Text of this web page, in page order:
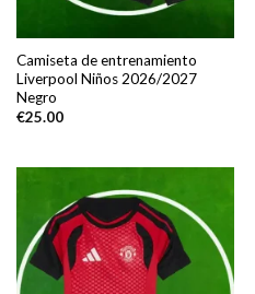
Camiseta de entrenamiento
Liverpool Niños 2026/2027
Negro
€25.00